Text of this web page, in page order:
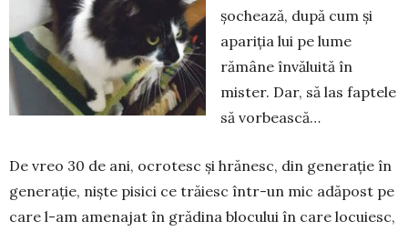
şochează, după cum și
apariţia lui pe lume
rămâne învăluită în
mister. Dar, să las faptele
să vorbească…
De vreo 30 de ani, ocrotesc şi hrănesc, din ge­neraţie în
generaţie, nişte pisici ce trăiesc într-un mic adăpost pe
care l-am amenajat în grădina blo­cului în care locuiesc,